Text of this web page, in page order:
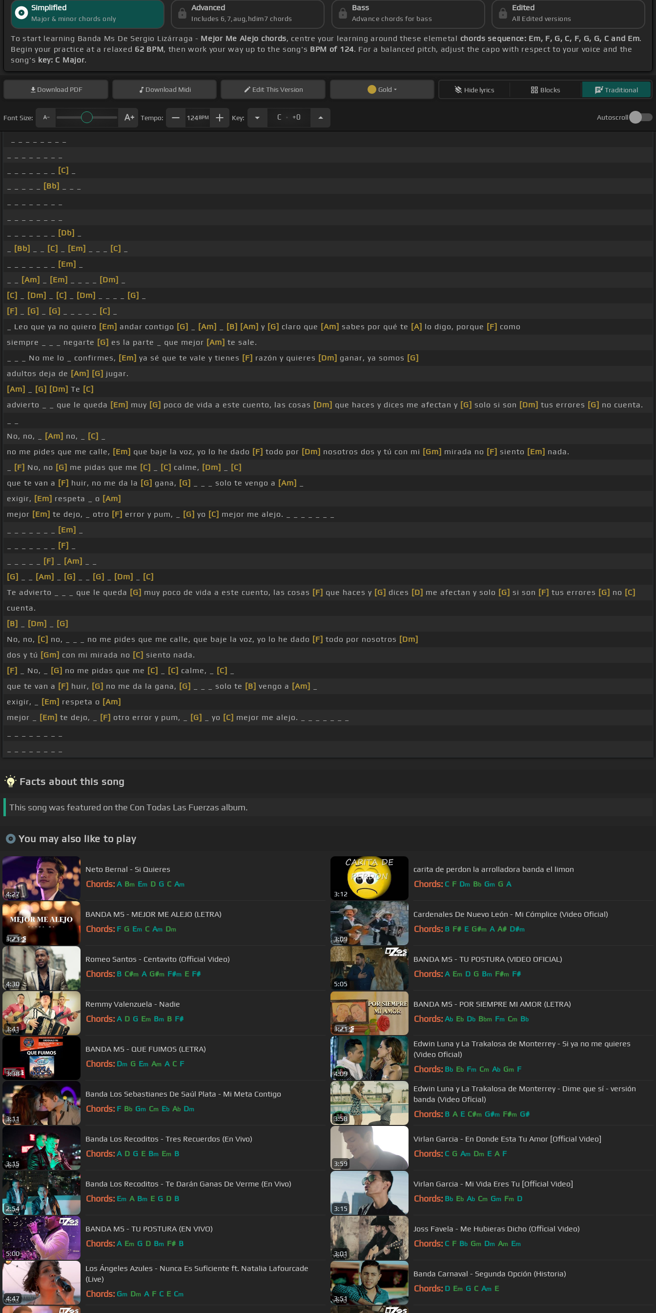
Simplified
Major & minor chords only
Advanced
Includes 6,7,aug,hdim7 chords
Bass
Advance chords for bass
Edited
All Edited versions
To start learning Banda Ms De Sergio Lizárraga - Mejor Me Alejo chords, centre your learning around these elemetal chords sequence: Em, F, G, C, F, G, G, C and Em.
Begin your practice at a relaxed 62 BPM, then work your way up to the song's BPM of 124. For a balanced pitch, adjust the capo with respect to your voice and the
song's key: C Major.
Download PDF Download Midi EditThis Version Gold Hide lyrics Blocks Traditional
Font Size: Tempo: 124BPM Key: C . +0 Autoscroll
[C]
[Bb]
[Db]
[Bb] [C] [Em] [C]
[Em]
[Am] [Em] [Dm]
[C]
[Dm] [C] [Dm] [G]
[F]
[G] [G] [C]
_ Leo que ya no quiero [Em] andar contigo [G] [Am] [B] [Am] y [G] claro que [Am] sabes por qué te [A] lo digo, porque [F] como
siempre _ _ _ negarte [G] es la parte _ que mejor [Am] te sale.
_ _ _ No me lo _ confirmes, [Em] ya sé que te vale y tienes [F] razón y quieres [Dm] ganar, ya somos [G]
adultos deja de [Am] [G] jugar.
[Am]
[G] [Dm] Te [C]
advierto _ _ que le queda [Em] muy [G] poco de vida a este cuento, las cosas [Dm] que haces y dices me afectan y [G] solo si son [Dm] tus errores [G] no cuenta.
No, no, _
[Am] no, _ [C]
no me pides que me calle, [Em] que baje la voz, yo lo he dado [F] todo por [Dm] nosotros dos y tú con mi [Gm] mirada no [F] siento [Em] nada.
[F] No, no [G] me pidas que me [C] [C] calme, [Dm]
[C]
que te van a [F] huir, no me da la [G] gana, [G] _ _ _ solo te vengo a [Am]
exigir, [Em] respeta _ o [Am]
mejor [Em] te dejo, _ otro [F] error y pum, _ [G] yo [C] mejor me alejo. _ _ _ _ _ _ _
[Em]
[F]
[F] [Am]
[G]
[Am] [G] [G] [Dm]
[C]
Te advierto _ _ _ que le queda [G] muy poco de vida a este cuento, las cosas [F] que haces y [G] dices [D] me afectan y solo [G] si son [F] tus errores [G] no [C]
cuenta.
[B]
[Dm]
[G]
No, no, [C] no, _ _ _ no me pides que me calle, que baje la voz, yo lo he dado [F] todo por nosotros [Dm]
dos y tú [Gm] con mi mirada no [C] siento nada.
[F]
_ No, _ [G] no me pidas que me [C] [C] calme, _ [C]
que te van a [F] huir, [G] no me da la gana, [G] _ _ _ solo te [B] vengo a [Am]
exigir, _
[Em] respeta o [Am]
mejor _
[Em] te dejo, _ [F] otro error y pum, _ [G] _ yo [C] mejor me alejo. _ _ _ _ _ _ _
Facts about this song
This song was featured on the Con Todas Las Fuerzas album.
You may also like to play
4:27
Neto Bernal - Si Quieres
Chords: A Bm Em D G C Am
3:12
carita de perdon la arrolladora banda el limon
Chords: C F Dm Bb Gm G A
3:23
BANDA MS - MEJOR ME ALEJO (LETRA)
Chords: F G Em C Am Dm
3:09
Cardenales De Nuevo León - Mi Cómplice (Video Oficial)
Chords: B F# E G#m A A# D#m
4:30
Romeo Santos - Centavito (Official Video)
Chords: B C#m A G#m F#m E F#
5:05
BANDA MS - TU POSTURA (VIDEO OFICIAL)
Chords: A Em D G Bm F#m F#
3:41
Remmy Valenzuela - Nadie
Chords: A D G Em Bm B F#
3:21
BANDA MS - POR SIEMPRE MI AMOR (LETRA)
Chords: Ab Eb Db Bbm Fm Cm Bb
3:38
BANDA MS - QUE FUIMOS (LETRA)
Chords: Dm G Em Am A C F
4:09
Edwin Luna y La Trakalosa de Monterrey - Si ya no me quieres
(Video Oficial)
Chords: Bb Eb Fm Cm Ab Gm F
3:11
Banda Los Sebastianes De Saúl Plata - Mi Meta Contigo
Chords: F Bb Gm Cm Eb Ab Dm
3:58
Edwin Luna y La Trakalosa de Monterrey - Dime que sí - versión
banda (Video Oficial)
Chords: B A E C#m G#m F#m G#
3:15
Banda Los Recoditos - Tres Recuerdos (En Vivo)
Chords: A D G E Bm Em B
3:59
Virlan Garcia - En Donde Esta Tu Amor [Official Video]
Chords: C G Am Dm E A F
2:54
Banda Los Recoditos - Te Darán Ganas De Verme (En Vivo)
Chords: Em A Bm E G D B
3:15
Virlan Garcia - Mi Vida Eres Tu [Official Video]
Chords: Bb Eb Ab Cm Gm Fm D
5:00
BANDA MS - TU POSTURA (EN VIVO)
Chords: A Em G D Bm F# B
3:01
Joss Favela - Me Hubieras Dicho (Official Video)
Chords: C F Bb Gm Dm Am Em
4:47
Los Ángeles Azules - Nunca Es Suficiente ft. Natalia Lafourcade
(Live)
Chords: Gm Dm A F C E Cm
3:51
Banda Carnaval - Segunda Opción (Historia)
Chords: D Em G C Am E